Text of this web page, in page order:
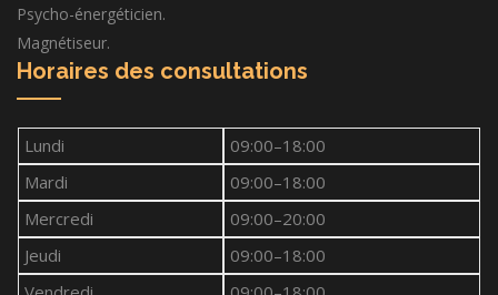
Psycho-énergéticien.
Magnétiseur.
Horaires des consultations
Lundi
09:00–18:00
Mardi
09:00–18:00
Mercredi
09:00–20:00
Jeudi
09:00–18:00